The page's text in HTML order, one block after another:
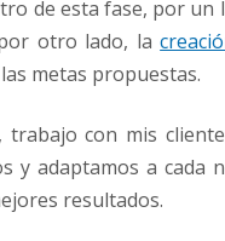
de esta fase, por un
otro lado, la
metas propuestas.
trabajo con mis
y adaptamos a cada
resultados.